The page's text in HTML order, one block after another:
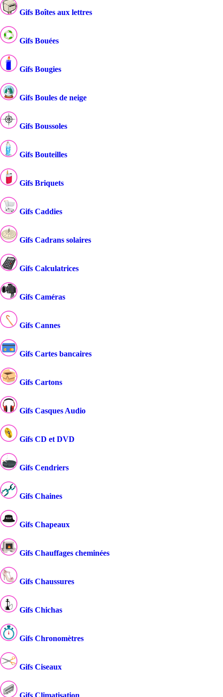
Gifs Boîtes aux lettres
Gifs Bouées
Gifs Bougies
Gifs Boules de neige
Gifs Boussoles
Gifs Bouteilles
Gifs Briquets
Gifs Caddies
Gifs Cadrans solaires
Gifs Calculatrices
Gifs Caméras
Gifs Cannes
Gifs Cartes bancaires
Gifs Cartons
Gifs Casques Audio
Gifs CD et DVD
Gifs Cendriers
Gifs Chaines
Gifs Chapeaux
Gifs Chauffages cheminées
Gifs Chaussures
Gifs Chichas
Gifs Chronomètres
Gifs Ciseaux
Gifs Climatisation